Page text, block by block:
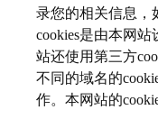
录您的相关信息，
cookies是由本网
站还使用第三方
不同的域名的
作。本网站的